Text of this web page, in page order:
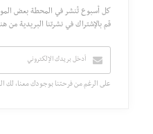
كل أسبوع تُنشر في المحطة بعض
قم بالإشتراك في نشرتنا البريدية من
على الرغم من فرحتنا بوجودك معنا، لك